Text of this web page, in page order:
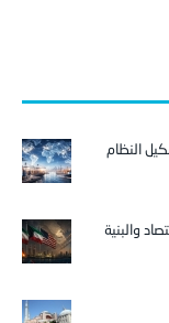
النظام
والبنية